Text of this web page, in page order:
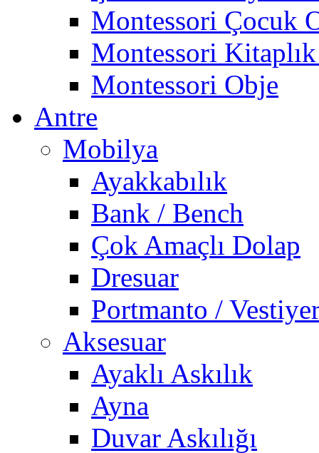
Montessori Çocuk
Montessori
Montessori Obje
Antre
Mobilya
Ayakkabılık
Bank / Bench
Çok Amaçlı Dolap
Dresuar
Portmanto /
Aksesuar
Ayaklı Askılık
Ayna
Duvar Askılığı